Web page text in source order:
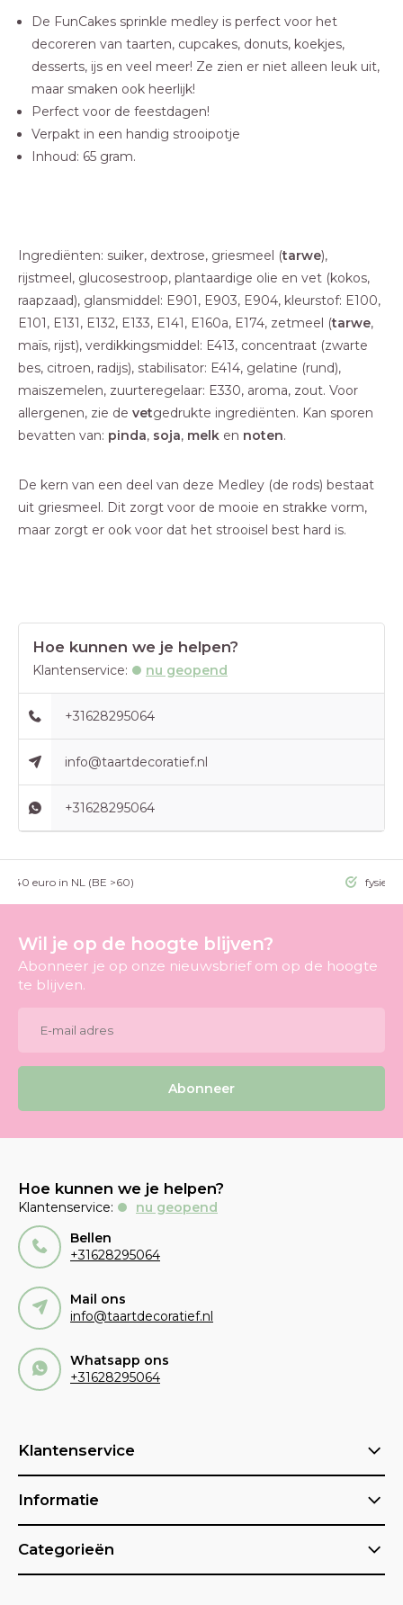
De FunCakes sprinkle medley is perfect voor het
decoreren van taarten, cupcakes, donuts, koekjes,
desserts, ijs en veel meer! Ze zien er niet alleen leuk uit,
maar smaken ook heerlijk!
Perfect voor de feestdagen!
Verpakt in een handig strooipotje
Inhoud: 65 gram.
Ingrediënten: suiker, dextrose, griesmeel (tarwe),
rijstmeel, glucosestroop, plantaardige olie en vet (kokos,
raapzaad), glansmiddel: E901, E903, E904, kleurstof: E100,
E101, E131, E132, E133, E141, E160a, E174, zetmeel (tarwe,
maïs, rijst), verdikkingsmiddel: E413, concentraat (zwarte
bes, citroen, radijs), stabilisator: E414, gelatine (rund),
maiszemelen, zuurteregelaar: E330, aroma, zout. Voor
allergenen, zie de vetgedrukte ingrediënten. Kan sporen
bevatten van: pinda, soja, melk en noten.
De kern van een deel van deze Medley (de rods) bestaat
uit griesmeel. Dit zorgt voor de mooie en strakke vorm,
maar zorgt er ook voor dat het strooisel best hard is.
Hoe kunnen we je helpen?
Klantenservice: nu geopend
+31628295064
info@taartdecoratief.nl
+31628295064
>40 euro in NL (BE >60) fysieke
Wil je op de hoogte blijven?
Abonneer je op onze nieuwsbrief om op de hoogte
te blijven.
Abonneer
Hoe kunnen we je helpen?
Klantenservice:
nu geopend
Bellen
+31628295064
Mail ons
info@taartdecoratief.nl
Whatsapp ons
+31628295064
Klantenservice
Informatie
Categorieën